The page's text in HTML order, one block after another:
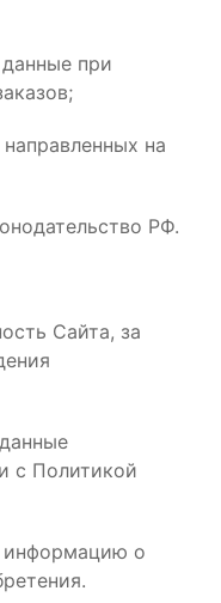
при
на
РФ.
Сайта, за
с Политикой
информацию о